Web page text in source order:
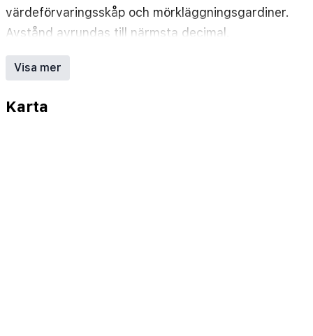
värdeförvaringsskåp och mörkläggningsgardiner.
Avstånd avrundas till närmsta decimal.
Aqua Show Park - 1,5 km
Vila Sol Golf - 2,7 km
Cádizbukten - 3,3 km
Visa mer
Karta